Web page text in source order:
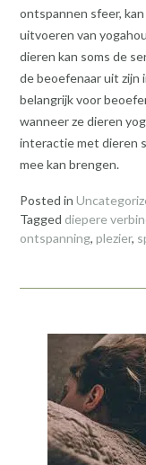
ontspannen sfeer,
uitvoeren van
dieren kan soms de
de beoefenaar uit zijn
belangrijk voor
wanneer ze dieren
interactie met dieren
mee kan brengen.
Posted in
Tagged diepere
ontspanning, plezier,